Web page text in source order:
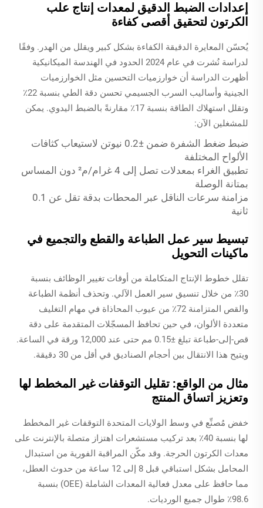
إعدادات الضبط الدقيق لمعدات إنتاج علب
الكرتون لتحقيق أقصى كفاءة
يُحسّن المعايرة الدقيقة الكفاءة بشكل كبير ويقلل من الهدر. وفقًا
لدراسة نُشرت في عام 2024
الحدود في الهندسة الميكانيكية
أظهرت الدراسة أن خوارزميات التحسين مثل الخوارزميات
الجينية وأساليب السرب الجسيمي تحسن دقة الطي بنسبة 22٪
وتقلل استهلاك الطاقة بنسبة 17٪ مقارنةً بالضبط اليدوي. يمكن
للمشغلين الآن:
ضبط ضغط الشفرة ضمن ±0.2 نيوتن لاستيعاب كثافات
الألواح المختلفة
تطبيق الغراء بمعدلات تصل إلى 4 غرام/م² دون المساس
بمتانة الوصلة
مزامنة سرعات الناقل عبر المحطات بدقة تقل عن 0.1
ثانية
تبسيط سير عمل الطباعة والقطع والتجميع في
ماكينات التحويل
تقلل خطوط الإنتاج المتكاملة من أوقات تغيير الوظائف بنسبة
30٪ من خلال تنسيق سير العمل الآلي. وتحذف أنظمة الطباعة
والقص المتزامنة 72٪ من عيوب المحاذاة في مهام التغليف
متعددة الألوان، في حين تحافظ المسجّلات المتقدمة على دقة
قص-إلى-طباعة تبلغ ±0.15 مم حتى عند 12,000 ورقة في الساعة.
ويتيح هذا الانتقال بين أحجام الصناديق في أقل من 30 دقيقة.
مثال من الواقع: تقليل التوقفات غير المخطط لها
وتعزيز اتساق المنتج
خفض مُصنِّع في وسط الولايات المتحدة التوقفات غير المخطط
لها بنسبة 40٪ بعد تركيب مستشعرات اهتزاز متصلة بالإنترنت على
معدات الكرتون الحرجة. وقد مكّن المراقبة الفورية من استبدال
المحامل بشكل استباقي قبل 8 إلى 12 ساعة من حدوث العطل،
مما حافظ على معدل فعالية المعدات الشاملة (OEE) بنسبة
98.6٪ طوال جميع الورديات.